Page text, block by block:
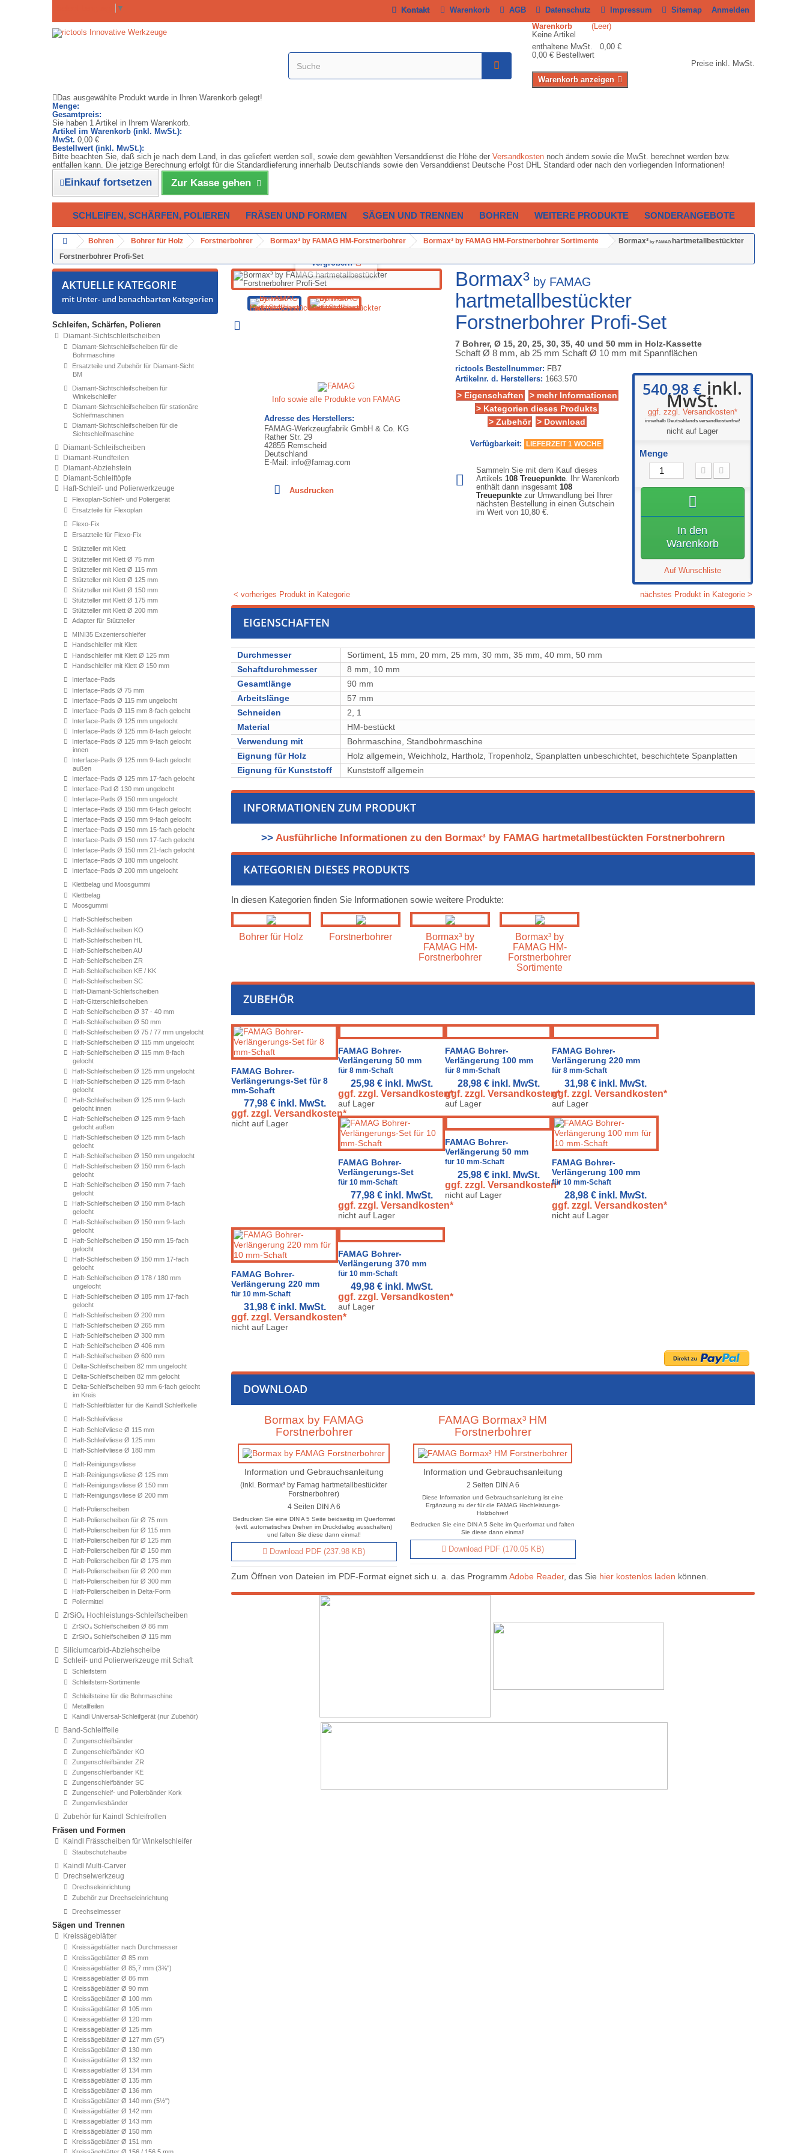
Anmelden
▼ Sitemap
Impressum
Datenschutz
AGB
Warenkorb
Kontakt
Warenkorb
(Leer)
Keine Artikel
enthaltene MwSt. 0,00 €
0,00 € Bestellwert
Preise inkl. MwSt.
Warenkorb anzeigen
Das ausgewählte Produkt wurde in Ihren Warenkorb gelegt!
Menge:
Gesamtpreis:
Sie haben 1 Artikel in Ihrem Warenkorb.
Artikel im Warenkorb (inkl. MwSt.):
MwSt. 0,00 €
Bestellwert (inkl. MwSt.):
Bitte beachten Sie, daß sich je nach dem Land, in das geliefert werden soll, sowie dem gewählten Versanddienst die Höhe der Versandkosten noch ändern sowie die MwSt. berechnet werden bzw.
entfallen kann. Die jetzige Berechnung erfolgt für die Standardlieferung innerhalb Deutschlands sowie den Versanddienst Deutsche Post DHL Standard oder nach den vorliegenden Informationen!
Einkauf fortsetzen Zur Kasse gehen
SCHLEIFEN, SCHÄRFEN, POLIEREN FRÄSEN UND FORMEN SÄGEN UND TRENNEN BOHREN WEITERE PRODUKTE SONDERANGEBOTE
Bohren Bohrer für Holz Forstnerbohrer Bormax³ by FAMAG HM-Forstnerbohrer Bormax³ by FAMAG HM-Forstnerbohrer Sortimente Bormax³ by FAMAG hartmetallbestückter
Forstnerbohrer Profi-Set
AKTUELLE KATEGORIE
mit Unter- und benachbarten Kategorien
Schleifen, Schärfen, Polieren
Diamant-Sichtschleifscheiben
Diamant-Sichtschleifscheiben für die
Bohrmaschine
Ersatzteile und Zubehör für Diamant-Sicht
BM
Diamant-Sichtschleifscheiben für
Winkelschleifer
Diamant-Sichtschleifscheiben für stationäre
Schleifmaschinen
Diamant-Sichtschleifscheiben für die
Sichtschleifmaschine
Diamant-Schleifscheiben
Diamant-Rundfeilen
Diamant-Abziehstein
Diamant-Schleiftöpfe
Haft-Schleif- und Polierwerkzeuge
Flexoplan-Schleif- und Poliergerät
Ersatzteile für Flexoplan
Flexo-Fix
Ersatzteile für Flexo-Fix
Stützteller mit Klett
Stützteller mit Klett Ø 75 mm
Stützteller mit Klett Ø 115 mm
Stützteller mit Klett Ø 125 mm
Stützteller mit Klett Ø 150 mm
Stützteller mit Klett Ø 175 mm
Stützteller mit Klett Ø 200 mm
Adapter für Stützteller
MINI35 Exzenterschleifer
Handschleifer mit Klett
Handschleifer mit Klett Ø 125 mm
Handschleifer mit Klett Ø 150 mm
Interface-Pads
Interface-Pads Ø 75 mm
Interface-Pads Ø 115 mm ungelocht
Interface-Pads Ø 115 mm 8-fach gelocht
Interface-Pads Ø 125 mm ungelocht
Interface-Pads Ø 125 mm 8-fach gelocht
Interface-Pads Ø 125 mm 9-fach gelocht
innen
Interface-Pads Ø 125 mm 9-fach gelocht
außen
Interface-Pads Ø 125 mm 17-fach gelocht
Interface-Pad Ø 130 mm ungelocht
Interface-Pads Ø 150 mm ungelocht
Interface-Pads Ø 150 mm 6-fach gelocht
Interface-Pads Ø 150 mm 9-fach gelocht
Interface-Pads Ø 150 mm 15-fach gelocht
Interface-Pads Ø 150 mm 17-fach gelocht
Interface-Pads Ø 150 mm 21-fach gelocht
Interface-Pads Ø 180 mm ungelocht
Interface-Pads Ø 200 mm ungelocht
Klettbelag und Moosgummi
Klettbelag
Moosgummi
Haft-Schleifscheiben
Haft-Schleifscheiben KO
Haft-Schleifscheiben HL
Haft-Schleifscheiben AU
Haft-Schleifscheiben ZR
Haft-Schleifscheiben KE / KK
Haft-Schleifscheiben SC
Haft-Diamant-Schleifscheiben
Haft-Gitterschleifscheiben
Haft-Schleifscheiben Ø 37 - 40 mm
Haft-Schleifscheiben Ø 50 mm
Haft-Schleifscheiben Ø 75 / 77 mm ungelocht
Haft-Schleifscheiben Ø 115 mm ungelocht
Haft-Schleifscheiben Ø 115 mm 8-fach
gelocht
Haft-Schleifscheiben Ø 125 mm ungelocht
Haft-Schleifscheiben Ø 125 mm 8-fach
gelocht
Haft-Schleifscheiben Ø 125 mm 9-fach
gelocht innen
Haft-Schleifscheiben Ø 125 mm 9-fach
gelocht außen
Haft-Schleifscheiben Ø 125 mm 5-fach
gelocht
Haft-Schleifscheiben Ø 150 mm ungelocht
Haft-Schleifscheiben Ø 150 mm 6-fach
gelocht
Haft-Schleifscheiben Ø 150 mm 7-fach
gelocht
Haft-Schleifscheiben Ø 150 mm 8-fach
gelocht
Haft-Schleifscheiben Ø 150 mm 9-fach
gelocht
Haft-Schleifscheiben Ø 150 mm 15-fach
gelocht
Haft-Schleifscheiben Ø 150 mm 17-fach
gelocht
Haft-Schleifscheiben Ø 178 / 180 mm
ungelocht
Haft-Schleifscheiben Ø 185 mm 17-fach
gelocht
Haft-Schleifscheiben Ø 200 mm
Haft-Schleifscheiben Ø 265 mm
Haft-Schleifscheiben Ø 300 mm
Haft-Schleifscheiben Ø 406 mm
Haft-Schleifscheiben Ø 600 mm
Delta-Schleifscheiben 82 mm ungelocht
Delta-Schleifscheiben 82 mm gelocht
Delta-Schleifscheiben 93 mm 6-fach gelocht
im Kreis
Haft-Schleifblätter für die Kaindl Schleifkelle
Haft-Schleifvliese
Haft-Schleifvliese Ø 115 mm
Haft-Schleifvliese Ø 125 mm
Haft-Schleifvliese Ø 180 mm
Haft-Reinigungsvliese
Haft-Reinigungsvliese Ø 125 mm
Haft-Reinigungsvliese Ø 150 mm
Haft-Reinigungsvliese Ø 200 mm
Haft-Polierscheiben
Haft-Polierscheiben für Ø 75 mm
Haft-Polierscheiben für Ø 115 mm
Haft-Polierscheiben für Ø 125 mm
Haft-Polierscheiben für Ø 150 mm
Haft-Polierscheiben für Ø 175 mm
Haft-Polierscheiben für Ø 200 mm
Haft-Polierscheiben für Ø 300 mm
Haft-Polierscheiben in Delta-Form
Poliermittel
ZrSiO₄ Hochleistungs-Schleifscheiben
ZrSiO₄ Schleifscheiben Ø 86 mm
ZrSiO₄ Schleifscheiben Ø 115 mm
Siliciumcarbid-Abziehscheibe
Schleif- und Polierwerkzeuge mit Schaft
Schleifstern
Schleifstern-Sortimente
Schleifsteine für die Bohrmaschine
Metallfeilen
Kaindl Universal-Schleifgerät (nur Zubehör)
Band-Schleiffeile
Zungenschleifbänder
Zungenschleifbänder KO
Zungenschleifbänder ZR
Zungenschleifbänder KE
Zungenschleifbänder SC
Zungenschleif- und Polierbänder Kork
Zungenvliesbänder
Zubehör für Kaindl Schleifrollen
Fräsen und Formen
Kaindl Frässcheiben für Winkelschleifer
Staubschutzhaube
Kaindl Multi-Carver
Drechselwerkzeug
Drechseleinrichtung
Zubehör zur Drechseleinrichtung
Drechselmesser
Sägen und Trennen
Kreissägeblätter
Kreissägeblätter nach Durchmesser
Kreissägeblätter Ø 85 mm
Kreissägeblätter Ø 85,7 mm (3⅜'')
Kreissägeblätter Ø 86 mm
Kreissägeblätter Ø 90 mm
Kreissägeblätter Ø 100 mm
Kreissägeblätter Ø 105 mm
Kreissägeblätter Ø 120 mm
Kreissägeblätter Ø 125 mm
Kreissägeblätter Ø 127 mm (5'')
Kreissägeblätter Ø 130 mm
Kreissägeblätter Ø 132 mm
Kreissägeblätter Ø 134 mm
Kreissägeblätter Ø 135 mm
Kreissägeblätter Ø 136 mm
Kreissägeblätter Ø 140 mm (5½'')
Kreissägeblätter Ø 142 mm
Kreissägeblätter Ø 143 mm
Kreissägeblätter Ø 150 mm
Kreissägeblätter Ø 151 mm
Vergrößern
Info sowie alle Produkte von FAMAG
Adresse des Herstellers:
FAMAG-Werkzeugfabrik GmbH & Co. KG
Rather Str. 29
42855 Remscheid
Deutschland
E-Mail: info@famag.com
Ausdrucken
Bormax³by FAMAG
hartmetallbestückter
Forstnerbohrer Profi-Set
7 Bohrer, Ø 15, 20, 25, 30, 35, 40 und 50 mm in Holz-Kassette
Schaft Ø 8 mm, ab 25 mm Schaft Ø 10 mm mit Spannflächen
rictools Bestellnummer: FB7
Artikelnr. d. Herstellers: 1663.570
> Eigenschaften
> mehr Informationen
> Kategorien dieses Produkts
> Zubehör
> Download
Verfügbarkeit: LIEFERZEIT 1 WOCHE
Sammeln Sie mit dem Kauf dieses
Artikels 108Treuepunkte. Ihr Warenkorb
enthält dann insgesamt 108
Treuepunktezur Umwandlung bei Ihrer
nächsten Bestellung in einen Gutschein
im Wert von 10,80 €.
540,98 € inkl.
MwSt.
ggf. zzgl. Versandkosten*
innerhalb Deutschlands versandkostenfrei!
nicht auf Lager
Menge
In den
Warenkorb
Auf Wunschliste
< vorheriges Produkt in Kategorie nächstes Produkt in Kategorie >
EIGENSCHAFTEN
Durchmesser
Sortiment, 15 mm, 20 mm, 25 mm, 30 mm, 35 mm, 40 mm, 50 mm
Schaftdurchmesser
8 mm, 10 mm
Gesamtlänge
90 mm
Arbeitslänge
57 mm
Schneiden
2, 1
Material
⁠⁠⁠⁠⁠⁠⁠⁠HM-bestückt
Verwendung mit
Bohrmaschine, Standbohrmaschine
Eignung für Holz
Holz allgemein, ⁠Weichholz, ⁠⁠⁠Hartholz, ⁠⁠⁠⁠⁠Tropenholz, ⁠⁠⁠⁠⁠⁠⁠⁠Spanplatten unbeschichtet, ⁠⁠⁠⁠⁠⁠⁠⁠⁠⁠beschichtete Spanplatten
Eignung für Kunststoff
Kunststoff allgemein
INFORMATIONEN ZUM PRODUKT
>> Ausführliche Informationen zu den Bormax³ by FAMAG hartmetallbestückten Forstnerbohrern
KATEGORIEN DIESES PRODUKTS
In diesen Kategorien finden Sie Informationen sowie weitere Produkte:
Bohrer für Holz Forstnerbohrer
Bormax³ by
FAMAG HM-
Forstnerbohrer
Bormax³ by
FAMAG HM-
Forstnerbohrer
Sortimente
ZUBEHÖR
FAMAG Bohrer-
Verlängerungs-Set für 8
mm-Schaft
77,98 € inkl. MwSt.
ggf. zzgl. Versandkosten*
nicht auf Lager
FAMAG Bohrer-
Verlängerung 50 mm
für 8 mm-Schaft
25,98 € inkl. MwSt.
ggf. zzgl. Versandkosten*
auf Lager
FAMAG Bohrer-
Verlängerung 100 mm
für 8 mm-Schaft
28,98 € inkl. MwSt.
ggf. zzgl. Versandkosten*
auf Lager
FAMAG Bohrer-
Verlängerung 220 mm
für 8 mm-Schaft
31,98 € inkl. MwSt.
ggf. zzgl. Versandkosten*
auf Lager
FAMAG Bohrer-
Verlängerungs-Set
für 10 mm-Schaft
77,98 € inkl. MwSt.
ggf. zzgl. Versandkosten*
nicht auf Lager
FAMAG Bohrer-
Verlängerung 50 mm
für 10 mm-Schaft
25,98 € inkl. MwSt.
ggf. zzgl. Versandkosten*
nicht auf Lager
FAMAG Bohrer-
Verlängerung 100 mm
für 10 mm-Schaft
28,98 € inkl. MwSt.
ggf. zzgl. Versandkosten*
nicht auf Lager
FAMAG Bohrer-
Verlängerung 220 mm
für 10 mm-Schaft
31,98 € inkl. MwSt.
ggf. zzgl. Versandkosten*
nicht auf Lager
FAMAG Bohrer-
Verlängerung 370 mm
für 10 mm-Schaft
49,98 € inkl. MwSt.
ggf. zzgl. Versandkosten*
auf Lager
DOWNLOAD
Bormax by FAMAG
Forstnerbohrer
Information und Gebrauchsanleitung
(inkl. Bormax³ by Famag hartmetallbestückter
Forstnerbohrer)
4 Seiten DIN A 6
Bedrucken Sie eine DIN A 5 Seite beidseitig im Querformat
(evtl. automatisches Drehen im Druckdialog ausschalten)
und falten Sie diese dann einmal!
Download PDF (237.98 KB)
FAMAG Bormax³ HM
Forstnerbohrer
Information und Gebrauchsanleitung
2 Seiten DIN A 6
Diese Information und Gebrauchsanleitung ist eine
Ergänzung zu der für die FAMAG Hochleistungs-
Holzbohrer!
Bedrucken Sie eine DIN A 5 Seite im Querformat und falten
Sie diese dann einmal!
Download PDF (170.05 KB)
Zum Öffnen von Dateien im PDF-Format eignet sich u. a. das Programm Adobe Reader, das Sie hier kostenlos laden können.